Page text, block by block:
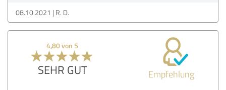
08.10.2021 R. D.
4,80 von 5
SEHR GUT Empfehlung